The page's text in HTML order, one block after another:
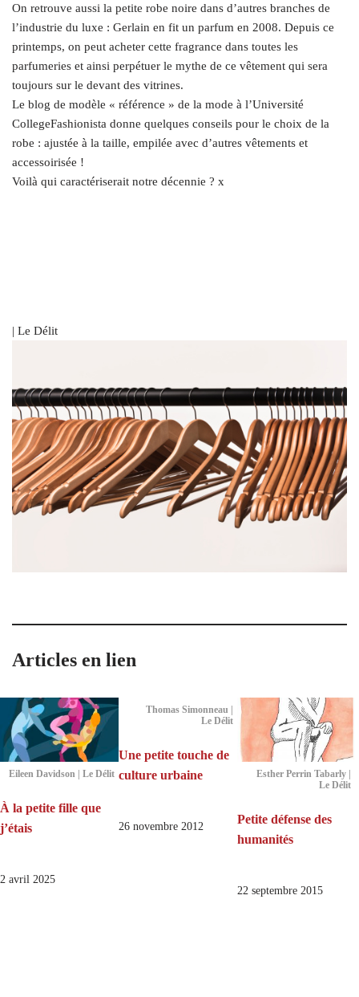
On retrouve aussi la petite robe noire dans d’autres branches de
l’industrie du luxe : Gerlain en fit un parfum en 2008. Depuis ce
printemps, on peut acheter cette fragrance dans toutes les
parfumeries et ainsi perpétuer le mythe de ce vêtement qui sera
toujours sur le devant des vitrines.
Le blog de modèle « référence » de la mode à l’Université
CollegeFashionista donne quelques conseils pour le choix de la
robe : ajustée à la taille, empilée avec d’autres vêtements et
accessoirisée !
Voilà qui caractériserait notre décennie ? x
| Le Délit
Articles en lien
Eileen Davidson | Le Délit
À la petite fille que
j’étais
2 avril 2025
Thomas Simonneau |
Le Délit
Une petite touche de
culture urbaine
26 novembre 2012
Esther Perrin Tabarly |
Le Délit
Petite défense des
humanités
22 septembre 2015